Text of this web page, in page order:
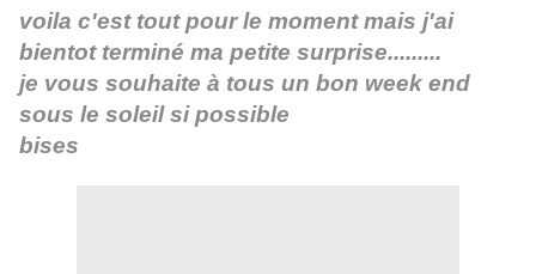
voila c'est tout pour le moment mais j'ai
bientot terminé ma petite surprise.........
je vous souhaite à tous un bon week end
sous le soleil si possible
bises